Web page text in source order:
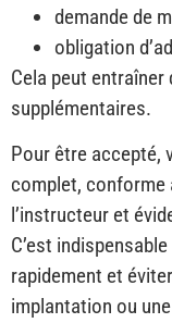
demande de
obligation
Cela peut
supplémentaires.
Pour être accepté,
complet, conforme
l’instructeur et
C’est
rapidement et
implantation ou